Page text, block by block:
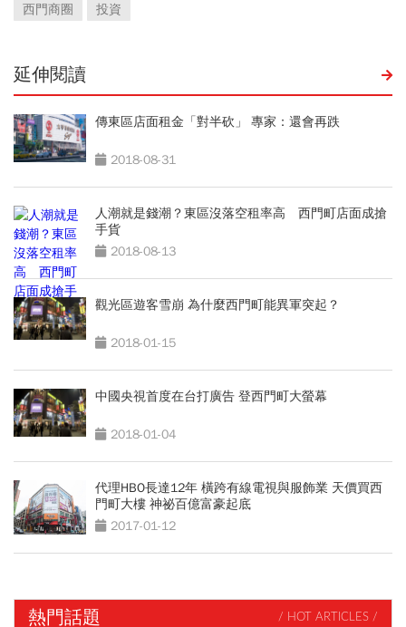
西門商圈
投資
延伸閱讀
傳東區店面租金「對半砍」 專家：還會再跌
2018-08-31
人潮就是錢潮？東區沒落空租率高 西門町店面成搶
手貨
2018-08-13
觀光區遊客雪崩 為什麼西門町能異軍突起？
2018-01-15
中國央視首度在台打廣告 登西門町大螢幕
2018-01-04
代理HBO長達12年 橫跨有線電視與服飾業 天價買西
門町大樓 神祕百億富豪起底
2017-01-12
熱門話題 / HOT ARTICLES /